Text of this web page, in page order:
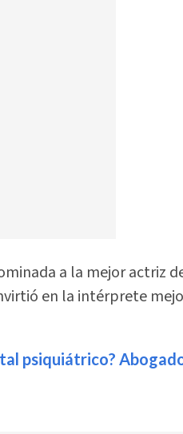
a la mejor actriz
en la intérprete
psiquiátrico?